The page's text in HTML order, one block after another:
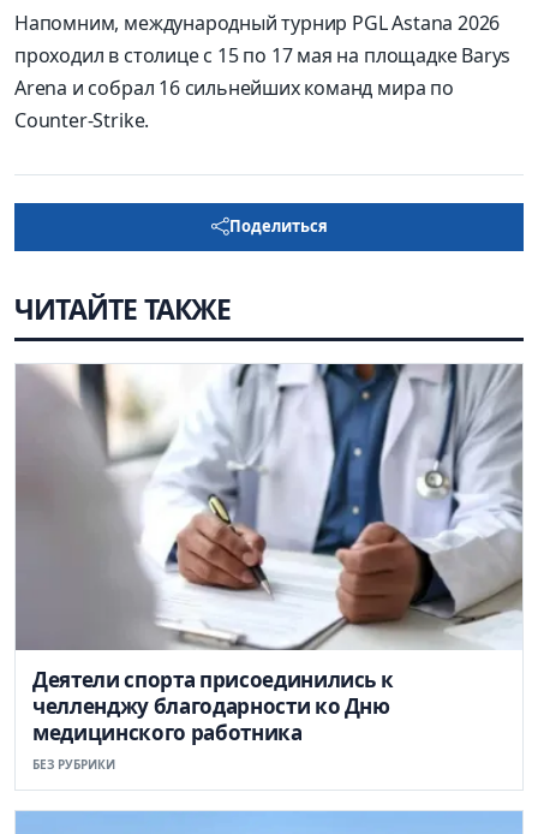
Напомним, международный турнир PGL Astana 2026
проходил в столице с 15 по 17 мая на площадке Barys
Arena и собрал 16 сильнейших команд мира по
Counter-Strike.
Поделиться
ЧИТАЙТЕ ТАКЖЕ
Деятели спорта присоединились к
челленджу благодарности ко Дню
медицинского работника
БЕЗ РУБРИКИ